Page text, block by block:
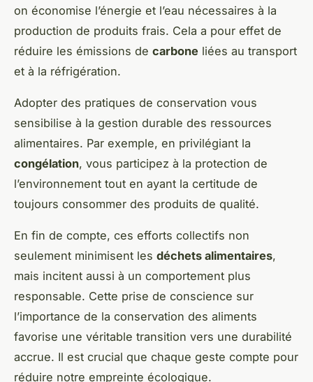
on économise l’énergie et l’eau nécessaires à la
production de produits frais. Cela a pour effet de
réduire les émissions de carbone liées au transport
et à la réfrigération.
Adopter des pratiques de conservation vous
sensibilise à la gestion durable des ressources
alimentaires. Par exemple, en privilégiant la
congélation, vous participez à la protection de
l’environnement tout en ayant la certitude de
toujours consommer des produits de qualité.
En fin de compte, ces efforts collectifs non
seulement minimisent les déchets alimentaires,
mais incitent aussi à un comportement plus
responsable. Cette prise de conscience sur
l’importance de la conservation des aliments
favorise une véritable transition vers une durabilité
accrue. Il est crucial que chaque geste compte pour
réduire notre empreinte écologique.